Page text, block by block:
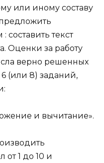
или иному составу
текст
Оценки за работу
верно решенных
(или 8) заданий,
и вычитание».
от 1 до 10 и